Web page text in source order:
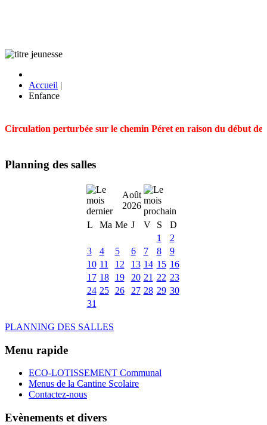
Accueil |
Enfance
Circulation perturbée sur le chemin Péret en raison du début
Planning des salles
Août
2026
L
Ma Me J V S
D
1
2
3
4 5 6 7 8
9
10 11 12 13 14 15 16
17 18 19 20 21 22 23
24 25 26 27 28 29 30
31
PLANNING DES SALLES
Menu rapide
ECO-LOTISSEMENT Communal
Menus de la Cantine Scolaire
Contactez-nous
Evènements et divers